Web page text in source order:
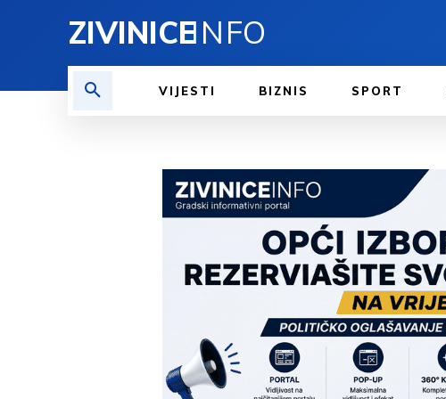
ZIVINICEINFO
VIJESTI BIZNIS SPORT